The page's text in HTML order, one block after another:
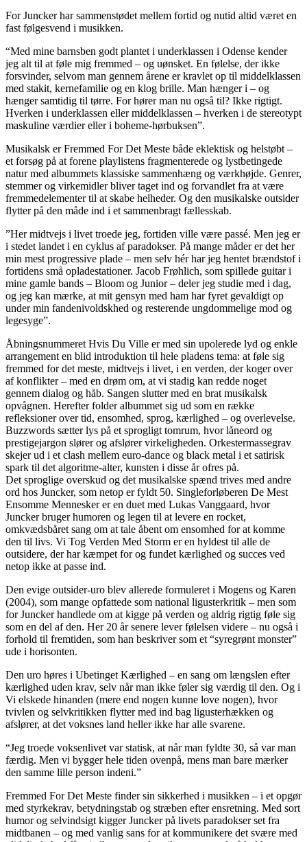
For Juncker har sammenstødet mellem fortid og nutid altid været en
fast følgesvend i musikken.
“Med mine barnsben godt plantet i underklassen i Odense kender
jeg alt til at føle mig fremmed – og uønsket. En følelse, der ikke
forsvinder, selvom man gennem årene er kravlet op til middelklassen
med stakit, kernefamilie og en klog brille. Man hænger i – og
hænger samtidig til tørre. For hører man nu også til? Ikke rigtigt.
Hverken i underklassen eller middelklassen – hverken i de stereotypt
maskuline værdier eller i boheme-hørbuksen”.
Musikalsk er Fremmed For Det Meste både eklektisk og helstøbt –
et forsøg på at forene playlistens fragmenterede og lystbetingede
natur med albummets klassiske sammenhæng og værkhøjde. Genrer,
stemmer og virkemidler bliver taget ind og forvandlet fra at være
fremmedelementer til at skabe helheder. Og den musikalske outsider
flytter på den måde ind i et sammenbragt fællesskab.
”Her midtvejs i livet troede jeg, fortiden ville være passé. Men jeg er
i stedet landet i en cyklus af paradokser. På mange måder er det her
min mest progressive plade – men selv hér har jeg hentet brændstof i
fortidens små opladestationer. Jacob Frøhlich, som spillede guitar i
mine gamle bands – Bloom og Junior – deler jeg studie med i dag,
og jeg kan mærke, at mit gensyn med ham har fyret gevaldigt op
under min fandenivoldskhed og resterende ungdommelige mod og
legesyge”.
Åbningsnummeret Hvis Du Ville er med sin upolerede lyd og enkle
arrangement en blid introduktion til hele pladens tema: at føle sig
fremmed for det meste, midtvejs i livet, i en verden, der koger over
af konflikter – med en drøm om, at vi stadig kan redde noget
gennem dialog og håb. Sangen slutter med en brat musikalsk
opvågnen. Herefter folder albummet sig ud som en række
refleksioner over tid, ensomhed, sprog, kærlighed – og overlevelse.
Buzzwords sætter lys på et sprogligt tomrum, hvor låneord og
prestigejargon slører og afslører virkeligheden. Orkestermassegrav
skejer ud i et clash mellem euro-dance og black metal i et satirisk
spark til det algoritme-alter, kunsten i disse år ofres på.
Det sproglige overskud og det musikalske spænd trives med andre
ord hos Juncker, som netop er fyldt 50. Singleforløberen De Mest
Ensomme Mennesker er en duet med Lukas Vanggaard, hvor
Juncker bruger humoren og legen til at levere en rocket,
omkvædsbåret sang om at tale åbent om ensomhed for at komme
den til livs. Vi Tog Verden Med Storm er en hyldest til alle de
outsidere, der har kæmpet for og fundet kærlighed og succes ved
netop ikke at passe ind.
Den evige outsider-uro blev allerede formuleret i Mogens og Karen
(2004), som mange opfattede som national ligusterkritik – men som
for Juncker handlede om at kigge på verden og aldrig rigtig føle sig
som en del af den. Her 20 år senere lever følelsen videre – nu også i
forhold til fremtiden, som han beskriver som et “syregrønt monster”
ude i horisonten.
Den uro høres i Ubetinget Kærlighed – en sang om længslen efter
kærlighed uden krav, selv når man ikke føler sig værdig til den. Og i
Vi elskede hinanden (mere end nogen kunne love nogen), hvor
tvivlen og selvkritikken flytter med ind bag ligusterhækken og
afslører, at det voksnes land heller ikke har alle svarene.
“Jeg troede voksenlivet var statisk, at når man fyldte 30, så var man
færdig. Men vi bygger hele tiden ovenpå, mens man bare mærker
den samme lille person indeni.”
Fremmed For Det Meste finder sin sikkerhed i musikken – i et opgør
med styrkekrav, betydningstab og stræben efter ensretning. Med sort
humor og selvindsigt kigger Juncker på livets paradokser set fra
midtbanen – og med vanlig sans for at kommunikere det svære med